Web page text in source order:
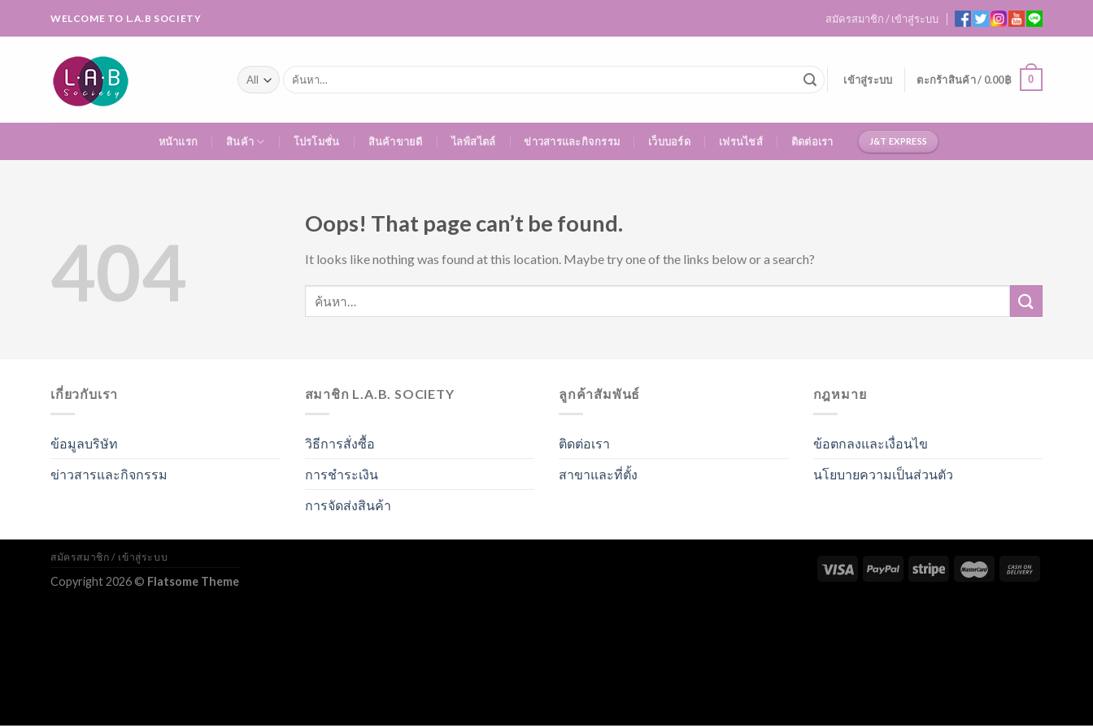
WELCOME TO L.A.B SOCIETY สมัครสมาชิก / เข้าสู่ระบบ
ค้นหา:
เข้าสู่ระบบ ตะกร้าสินค้า / 0.00฿ 0
หน้าแรก สินค้า โปรโมชั่น สินค้าขายดี ไลฟ์สไตล์ ข่าวสารและกิจกรรม เว็บบอร์ด เฟรนไชส์ ติดต่อเรา J&T EXPRESS
404
Oops! That page can’t be found.
It looks like nothing was found at this location. Maybe try one of the links below or a search?
เกี่ยวกับเรา
ข้อมูลบริษัท
ข่าวสารและกิจกรรม
สมาชิก L.A.B. SOCIETY
วิธีการสั่งซื้อ
การชำระเงิน
การจัดส่งสินค้า
ลูกค้าสัมพันธ์
ติดต่อเรา
สาขาและที่ตั้ง
กฎหมาย
ข้อตกลงและเงื่อนไข
นโยบายความเป็นส่วนตัว
สมัครสมาชิก / เข้าสู่ระบบ
Copyright 2026 © Flatsome Theme